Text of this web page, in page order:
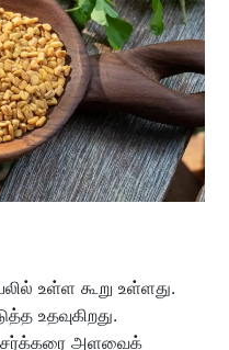
உள்ள கூறு உள்ளது.
உதவுகிறது.
சர்க்கரை அளவைக்